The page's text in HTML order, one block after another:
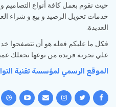
حيث نقوم بعمل كافة أنواع التصاميم
خدمات تحويل الرصيد و بيع و شراء
العديدة.
فكل ما عليكم فعله هو أن تتصفحوا
علي تجربة فريدة من نوعها تجعلك عميل
الموقع الرسمي لمؤسسة تقنية